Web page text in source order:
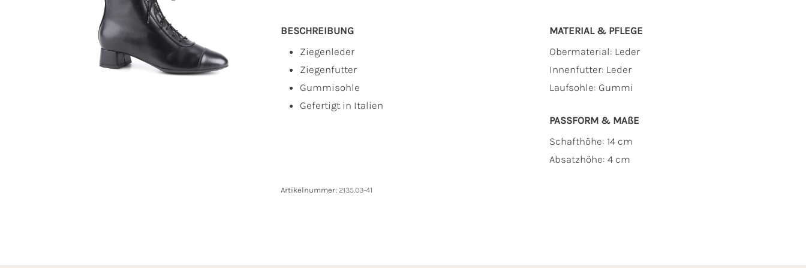
BESCHREIBUNG
Ziegenleder
Ziegenfutter
Gummisohle
Gefertigt in Italien
MATERIAL & PFLEGE
Obermaterial: Leder
Innenfutter: Leder
Laufsohle: Gummi
PASSFORM & MAẞE
Schafthöhe: 14 cm
Absatzhöhe: 4 cm
Artikelnummer: 2135.03-41